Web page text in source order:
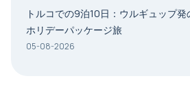
トルコでの9泊10日：ウルギュップ
ホリデーパッケージ旅
05-08-2026